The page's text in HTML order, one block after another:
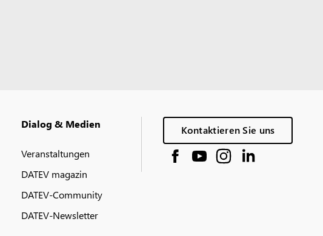
Dialog & Medien
Veranstaltungen
DATEV magazin
DATEV-Community
DATEV-Newsletter
Kontaktieren Sie uns